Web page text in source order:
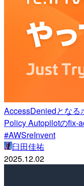
AccessDeniedとなる
Policy Autopilotのfix-
#AWSreInvent
臼田佳祐
2025.12.02